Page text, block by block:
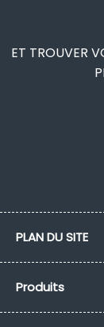
ET TROUVER
PLAN DU SITE
Produits